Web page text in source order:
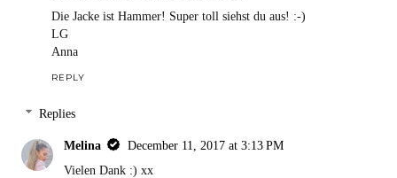
Die Jacke ist Hammer! Super toll siehst du aus! :-)
LG
Anna
REPLY
Replies
Melina
December 11, 2017 at 3:13 PM
Vielen Dank :) xx